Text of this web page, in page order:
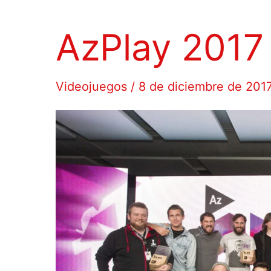
AzPlay 2017
Videojuegos / 8 de diciembre de